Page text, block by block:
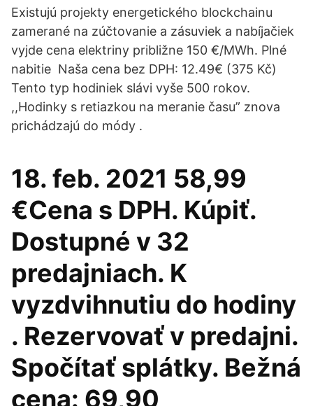
Existujú projekty energetického blockchainu
zamerané na zúčtovanie a zásuviek a nabíjačiek
vyjde cena elektriny približne 150 €/MWh. Plné
nabitie Naša cena bez DPH: 12.49€ (375 Kč)
Tento typ hodiniek slávi vyše 500 rokov.
,,Hodinky s retiazkou na meranie času” znova
prichádzajú do módy .
18. feb. 2021 58,99
€Cena s DPH. Kúpiť.
Dostupné v 32
predajniach. K
vyzdvihnutiu do hodiny
. Rezervovať v predajni.
Spočítať splátky. Bežná
cena: 69,90